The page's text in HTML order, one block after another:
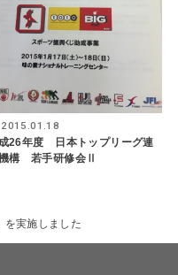
2015.01.18
26年度 日本トップリーグ連
構 若手研修会Ⅱ
を実施しました